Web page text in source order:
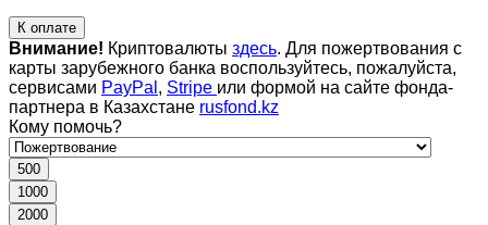
К оплате
Внимание! Криптовалюты здесь. Для пожертвования с
карты зарубежного банка воспользуйтесь, пожалуйста,
сервисами PayPal , Stripe или формой на сайте фонда-
партнера в Казахстане rusfond.kz
Кому помочь?
500
1000
2000